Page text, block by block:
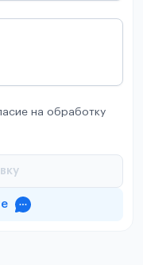
на обработку